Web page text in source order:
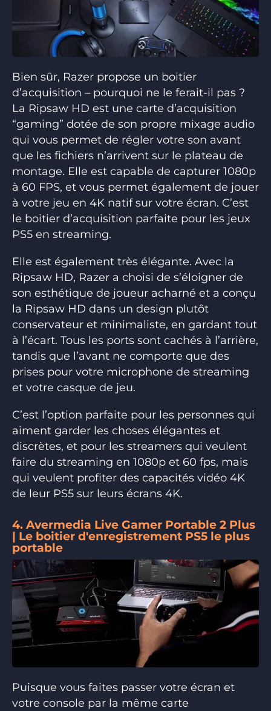
Bien sûr, Razer propose un boitier
d’acquisition – pourquoi ne le ferait-il pas ?
La Ripsaw HD est une carte d’acquisition
“gaming” dotée de son propre mixage audio
qui vous permet de régler votre son avant
que les fichiers n’arrivent sur le plateau de
montage. Elle est capable de capturer 1080p
à 60 FPS, et vous permet également de jouer
à votre jeu en 4K natif sur votre écran. C’est
le boitier d’acquisition parfaite pour les jeux
PS5 en streaming.
Elle est également très élégante. Avec la
Ripsaw HD, Razer a choisi de s’éloigner de
son esthétique de joueur acharné et a conçu
la Ripsaw HD dans un design plutôt
conservateur et minimaliste, en gardant tout
à l’écart. Tous les ports sont cachés à l’arrière,
tandis que l’avant ne comporte que des
prises pour votre microphone de streaming
et votre casque de jeu.
C’est l’option parfaite pour les personnes qui
aiment garder les choses élégantes et
discrètes, et pour les streamers qui veulent
faire du streaming en 1080p et 60 fps, mais
qui veulent profiter des capacités vidéo 4K
de leur PS5 sur leurs écrans 4K.
4. Avermedia Live Gamer Portable 2 Plus
| Le boitier d'enregistrement PS5 le plus
portable
Puisque vous faites passer votre écran et
votre console par la même carte